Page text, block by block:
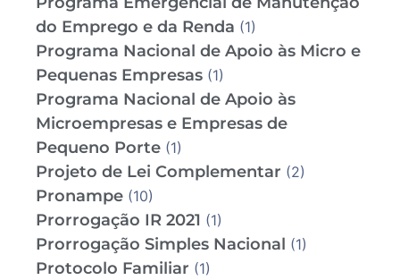
do Emprego e da Renda (1)
Programa Nacional de Apoio às Micro e
Pequenas Empresas (1)
Programa Nacional de Apoio às
Microempresas e Empresas de
Pequeno Porte (1)
Projeto de Lei Complementar (2)
Pronampe (10)
Prorrogação IR 2021 (1)
Prorrogação Simples Nacional (1)
Protocolo Familiar (1)